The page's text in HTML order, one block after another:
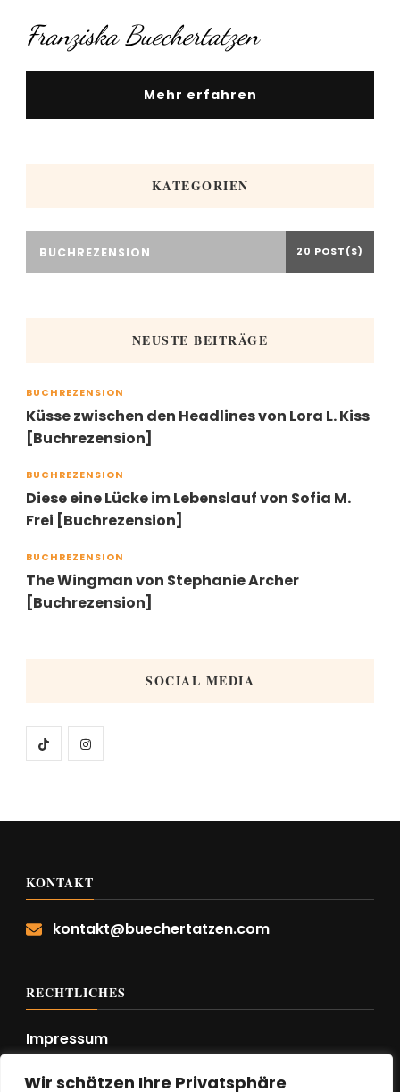
Wir schätzen Ihre Privatsphäre
Franziska Buechertatzen
Mehr erfahren
KATEGORIEN
BUCHREZENSION 20 POST(S)
NEUSTE BEITRÄGE
BUCHREZENSION
Küsse zwischen den Headlines von Lora L. Kiss
[Buchrezension]
BUCHREZENSION
Diese eine Lücke im Lebenslauf von Sofia M.
Frei [Buchrezension]
BUCHREZENSION
The Wingman von Stephanie Archer
[Buchrezension]
SOCIAL MEDIA
KONTAKT
kontakt@buechertatzen.com
RECHTLICHES
Impressum
Datenschutzerklärung